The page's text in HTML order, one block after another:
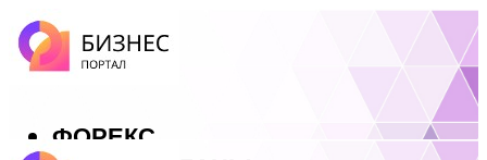
ФОРЕКС